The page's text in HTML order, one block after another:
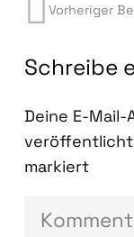
Vorheriger
Schreibe
Deine E-
markiert